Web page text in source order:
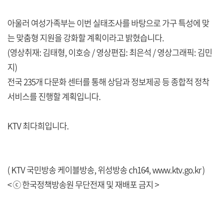
아울러 여성가족부는 이번 실태조사를 바탕으로 가구 특성에 맞
는 맞춤형 지원을 강화할 계획이라고 밝혔습니다.
(영상취재: 김태형, 이호승 / 영상편집: 최은석 / 영상그래픽: 김민
지)
전국 235개 다문화 센터를 통해 상담과 정보제공 등 종합적 정착
서비스를 진행할 계획입니다.
KTV 최다희입니다.
( KTV 국민방송 케이블방송, 위성방송 ch164,www.ktv.go.kr)
< ⓒ 한국정책방송원 무단전재 및 재배포 금지 >